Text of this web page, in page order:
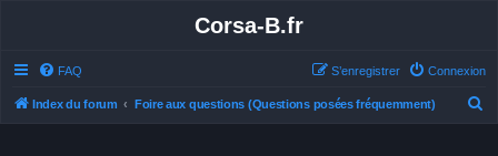
Corsa-B.fr
FAQ Connexion
S’enregistrer
Index du forum Foire aux questions (Questions posées fréquemment)